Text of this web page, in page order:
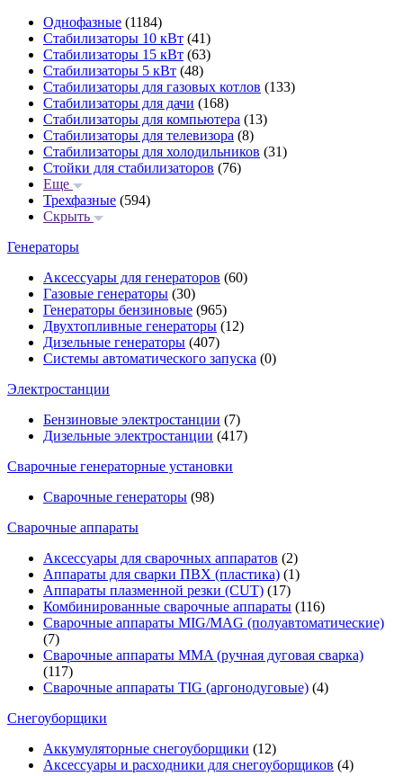
Однофазные (1184)
Стабилизаторы 10 кВт (41)
Стабилизаторы 15 кВт (63)
Стабилизаторы 5 кВт (48)
Стабилизаторы для газовых котлов (133)
Стабилизаторы для дачи (168)
Стабилизаторы для компьютера (13)
Стабилизаторы для телевизора (8)
Стабилизаторы для холодильников (31)
Стойки для стабилизаторов (76)
Еще
Трехфазные (594)
Скрыть
Генераторы
Аксессуары для генераторов (60)
Газовые генераторы (30)
Генераторы бензиновые (965)
Двухтопливные генераторы (12)
Дизельные генераторы (407)
Системы автоматического запуска (0)
Электростанции
Бензиновые электростанции (7)
Дизельные электростанции (417)
Сварочные генераторные установки
Сварочные генераторы (98)
Сварочные аппараты
Аксессуары для сварочных аппаратов (2)
Аппараты для сварки ПВХ (пластика) (1)
Аппараты плазменной резки (CUT) (17)
Комбинированные сварочные аппараты (116)
Сварочные аппараты MIG/MAG (полуавтоматические)
(7)
Сварочные аппараты MMA (ручная дуговая сварка)
(117)
Сварочные аппараты TIG (аргонодуговые) (4)
Снегоуборщики
Аккумуляторные снегоуборщики (12)
Аксессуары и расходники для снегоуборщиков (4)